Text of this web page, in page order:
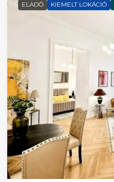
ELADÓ KIEMELT LOKÁCIÓ